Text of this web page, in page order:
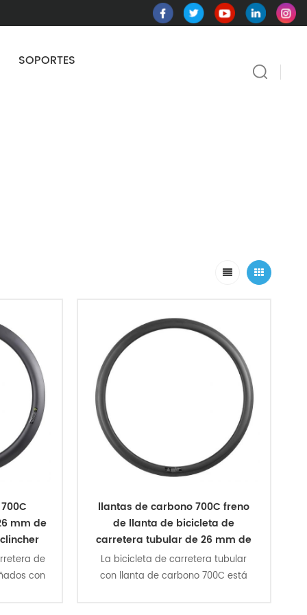
SOPORTES
mm de
de
con
llantas de carbono 700C freno
de llanta de bicicleta de
carretera tubular de 26 mm de
ancho
La bicicleta de carretera tubular
con llanta de carbono 700C está